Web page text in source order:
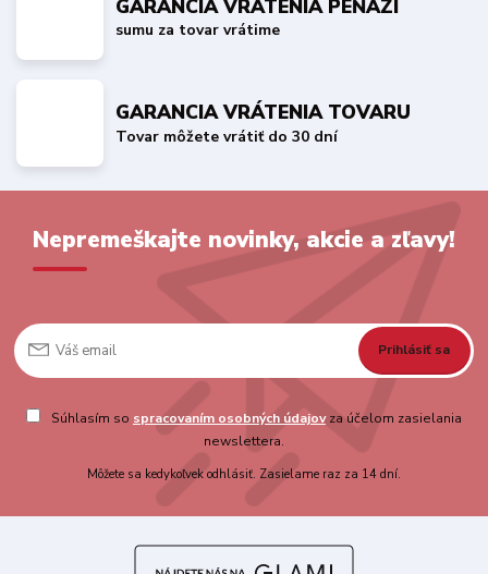
GARANCIA VRÁTENIA PEŇAZÍ
sumu za tovar vrátime
GARANCIA VRÁTENIA TOVARU
Tovar môžete vrátiť do 30 dní
Nepremeškajte novinky, akcie a zľavy!
Prihlásiť sa
Súhlasím so spracovaním osobných údajovza účelom zasielania
newslettera.
Môžete sa kedykoľvek odhlásiť. Zasielame raz za 14 dní.